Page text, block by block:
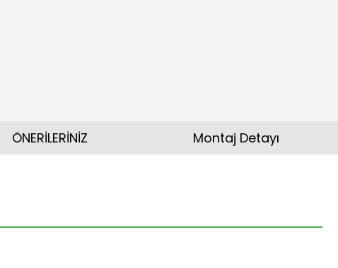
ÖNERİLERİNİZ Montaj Detayı